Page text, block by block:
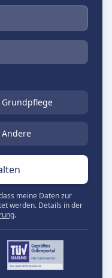
Grundpflege
Andere
meine Daten zur
werden. Details in der
.